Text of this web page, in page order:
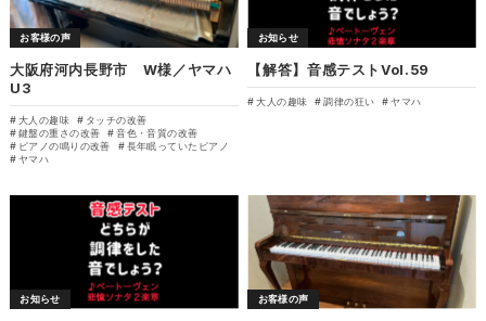
お客様の声
大阪府河内長野市 W様／ヤマハ
U3
大人の趣味
タッチの改善
鍵盤の重さの改善
音色・音質の改善
ピアノの鳴りの改善
長年眠っていたピアノ
ヤマハ
お知らせ
【解答】音感テストVol.59
大人の趣味 調律の狂い ヤマハ
お知らせ お客様の声